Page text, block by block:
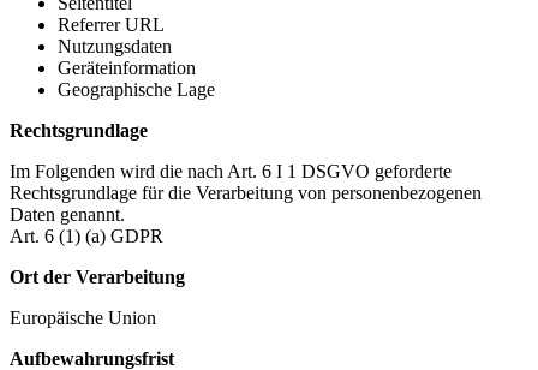
Referrer URL
Nutzungsdaten
Geräteinformation
Geographische Lage
Rechtsgrundlage
Im Folgenden wird die nach Art. 6 I 1 DSGVO geforderte
Rechtsgrundlage für die Verarbeitung von personenbezogenen
Daten genannt.
Art. 6 (1) (a) GDPR
Ort der Verarbeitung
Europäische Union
Aufbewahrungsfrist